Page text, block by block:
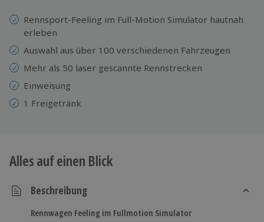
Rennsport-Feeling im Full-Motion Simulator hautnah
erleben
Auswahl aus über 100 verschiedenen Fahrzeugen
Mehr als 50 laser gescannte Rennstrecken
Einweisung
1 Freigetränk
Alles auf einen Blick
Beschreibung
Rennwagen Feeling im Fullmotion Simulator